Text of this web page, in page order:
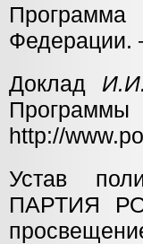
Доклад
http://
Устав
ПАРТИЯ